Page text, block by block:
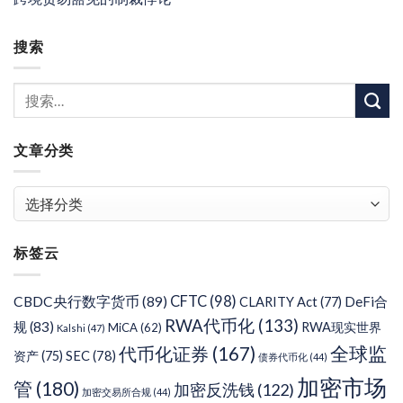
搜索
文章分类
类
标签云
CBDC央行数字货币 (89) CFTC (98) CLARITY Act(77) DeFi合
规(83) Kalshi (47) MiCA(62) RWA代币化 (133) RWA现实世界
资产(75) SEC(78) 代币化证券 (167) 债券代币化 (44) 全球监
管 (180) 加密交易所合规 (44) 加密反洗钱 (122) 加密市场